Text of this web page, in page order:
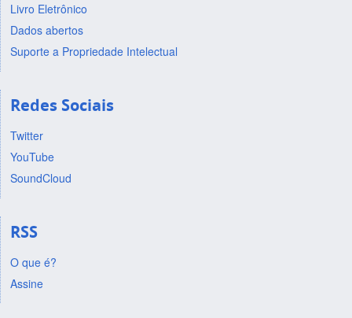
Livro Eletrônico
Dados abertos
Suporte a Propriedade Intelectual
Redes Sociais
Twitter
YouTube
SoundCloud
RSS
O que é?
Assine